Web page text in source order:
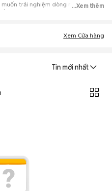
trải nghiệm dòng máy này với
lên đời máy, mang đến đa dạng
hình thức máy và màu sắc.
tế của máy so với mô tả trên
chủ động thỏa thuận giá cả và
nhanh chóng khi đạt được
...Xem thêm
Xem Cửa hàng
Tin mới nhất